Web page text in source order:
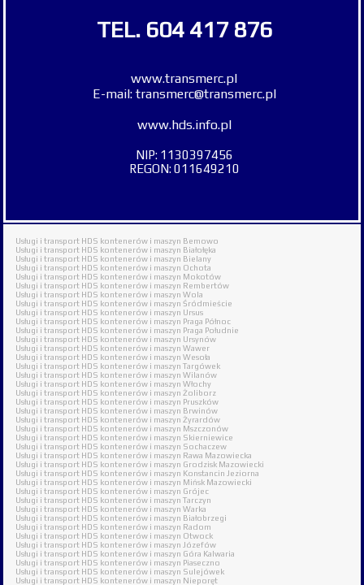
TEL. 604 417 876
www.transmerc.pl
E-mail: transmerc@transmerc.pl
www.hds.info.pl
NIP: 1130397456
REGON: 011649210
Usługi i transport HDS kontenerów i maszyn Bemowo
Usługi i transport HDS kontenerów i maszyn Białołęka
Usługi i transport HDS kontenerów i maszyn Bielany
Usługi i transport HDS kontenerów i maszyn Ochota
Usługi i transport HDS kontenerów i maszyn Mokotów
Usługi i transport HDS kontenerów i maszyn Rembertów
Usługi i transport HDS kontenerów i maszyn Wola
Usługi i transport HDS kontenerów i maszyn Śródmieście
Usługi i transport HDS kontenerów i maszyn Ursus
Usługi i transport HDS kontenerów i maszyn Praga Północ
Usługi i transport HDS kontenerów i maszyn Praga Południe
Usługi i transport HDS kontenerów i maszyn Ursynów
Usługi i transport HDS kontenerów i maszyn Wawer
Usługi i transport HDS kontenerów i maszyn Wesoła
Usługi i transport HDS kontenerów i maszyn Targówek
Usługi i transport HDS kontenerów i maszyn Wilanów
Usługi i transport HDS kontenerów i maszyn Włochy
Usługi i transport HDS kontenerów i maszyn Żoliborz
Usługi i transport HDS kontenerów i maszyn Pruszków
Usługi i transport HDS kontenerów i maszyn Brwinów
Usługi i transport HDS kontenerów i maszyn Żyrardów
Usługi i transport HDS kontenerów i maszyn Mszczonów
Usługi i transport HDS kontenerów i maszyn Skierniewice
Usługi i transport HDS kontenerów i maszyn Sochaczew
Usługi i transport HDS kontenerów i maszyn Rawa Mazowiecka
Usługi i transport HDS kontenerów i maszyn Grodzisk Mazowiecki
Usługi i transport HDS kontenerów i maszyn Konstancin Jeziorna
Usługi i transport HDS kontenerów i maszyn Mińsk Mazowiecki
Usługi i transport HDS kontenerów i maszyn Grójec
Usługi i transport HDS kontenerów i maszyn Tarczyn
Usługi i transport HDS kontenerów i maszyn Warka
Usługi i transport HDS kontenerów i maszyn Białobrzegi
Usługi i transport HDS kontenerów i maszyn Radom
Usługi i transport HDS kontenerów i maszyn Otwock
Usługi i transport HDS kontenerów i maszyn Józefów
Usługi i transport HDS kontenerów i maszyn Góra Kalwaria
Usługi i transport HDS kontenerów i maszyn Piaseczno
Usługi i transport HDS kontenerów i maszyn Sulejówek
Usługi i transport HDS kontenerów i maszyn Nieporęt